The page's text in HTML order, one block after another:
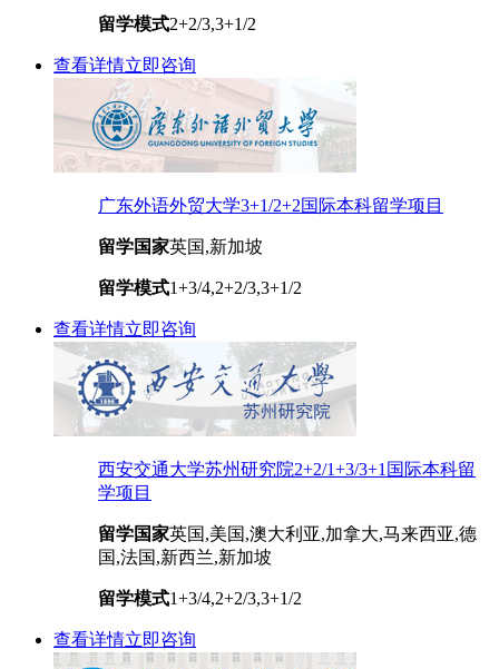
留学模式2+2/3,3+1/2
查看详情立即咨询
广东外语外贸大学3+1/2+2国际本科留学项目
留学国家英国,新加坡
留学模式1+3/4,2+2/3,3+1/2
查看详情立即咨询
西安交通大学苏州研究院2+2/1+3/3+1国际本科留
学项目
留学国家英国,美国,澳大利亚,加拿大,马来西亚,德
国,法国,新西兰,新加坡
留学模式1+3/4,2+2/3,3+1/2
查看详情立即咨询